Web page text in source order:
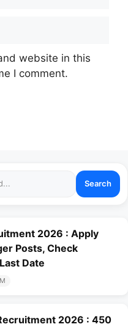
website in this
I comment.
Search
2026 : Apply
Posts, Check
Date
2026 : 450